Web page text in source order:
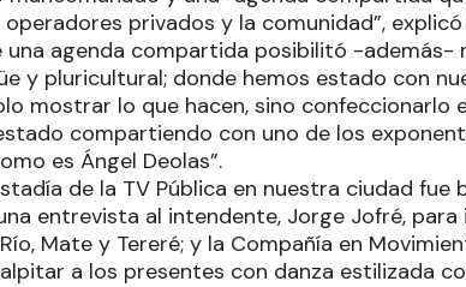
privados y la comunidad”,
una agenda compartida posibilitó -además-
y pluricultural; donde hemos estado con
mostrar lo que hacen, sino confeccionarlo
compartiendo con uno de los
es Ángel Deolas”.
de la TV Pública en nuestra ciudad fue
entrevista al intendente, Jorge Jofré, para
Mate y Tereré; y la Compañía en
a los presentes con danza estilizada